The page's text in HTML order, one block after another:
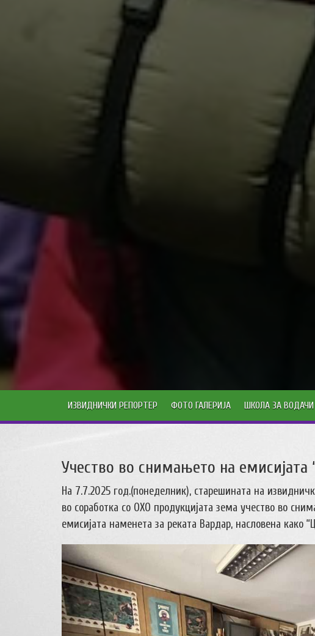
ИЗВИДНИЧКИ РЕПОРТЕР ФОТО ГАЛЕРИЈА ШКОЛА ЗА ВОДАЧИ
Учество во снимањето на емисијата
На 7.7.2025 год.(понеделник), старешината на
во соработка со ОХО продукцијата зема учество во
емисијата наменета за реката Вардар, насловена како